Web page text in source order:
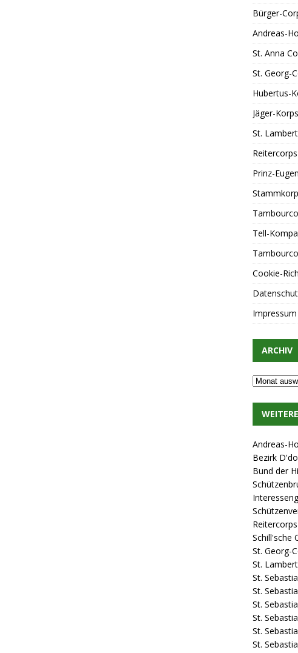
Bürger-
Andreas-
St. Anna
St. Georg-
Hubertus-
Jäger-
St.
Prinz-
Tell-
Cookie-
Impressum
ARCHIV
Andreas-
Bezirk
Bund der
Schill'sche
St. Georg-
St.
St.
St.
St.
St.
St.
St.